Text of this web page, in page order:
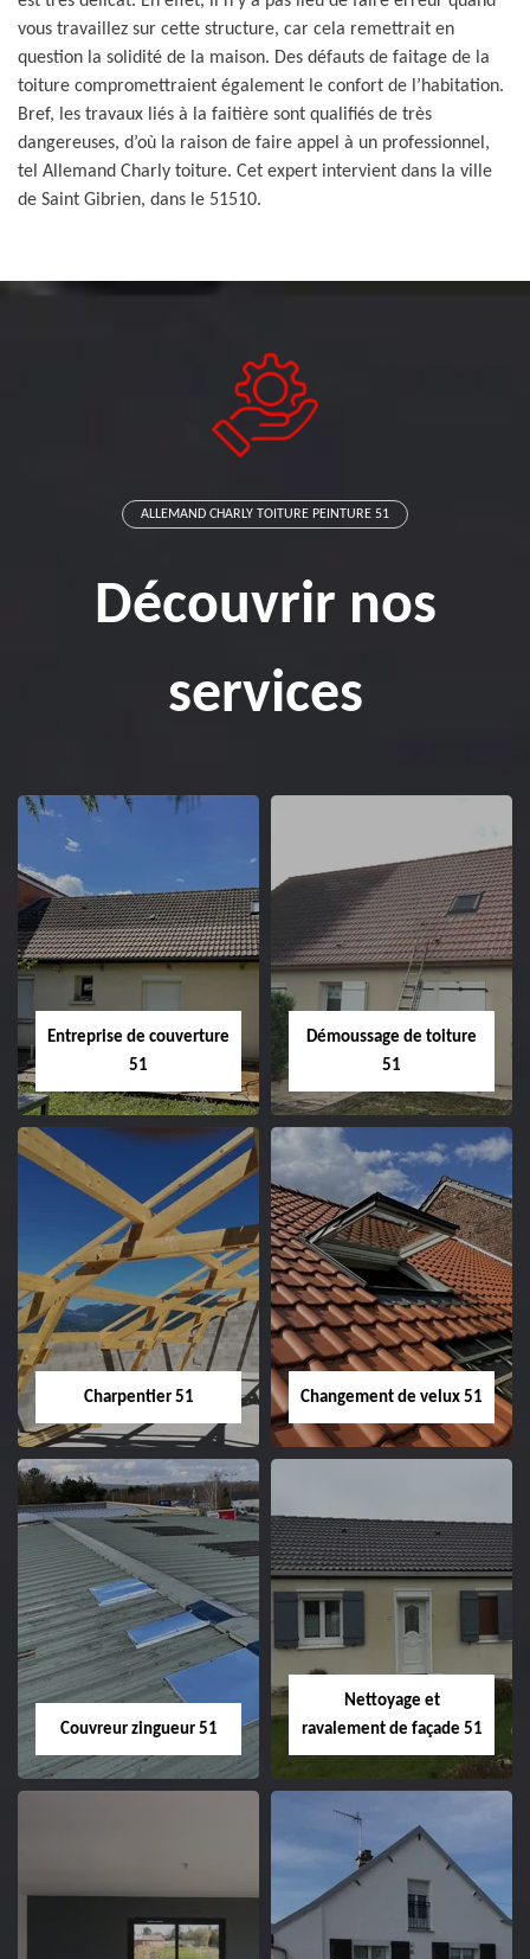
vous travaillez sur cette structure, car cela remettrait en
question la solidité de la maison. Des défauts de faitage de la
toiture compromettraient également le confort de l’habitation.
Bref, les travaux liés à la faitière sont qualifiés de très
dangereuses, d’où la raison de faire appel à un professionnel,
tel Allemand Charly toiture. Cet expert intervient dans la ville
de Saint Gibrien, dans le 51510.
ALLEMAND CHARLY TOITURE PEINTURE 51
Découvrir nos
services
Entreprise de couverture
51
Entreprise de
couverture 51
Démoussage de toiture
51
Démoussage de
toiture 51
Charpentier 51
Charpentier 51
Changement de velux 51
Changement de
velux 51
Couvreur zingueur 51
51
Nettoyage et
ravalement de façade 51
Nettoyage et
ravalement de